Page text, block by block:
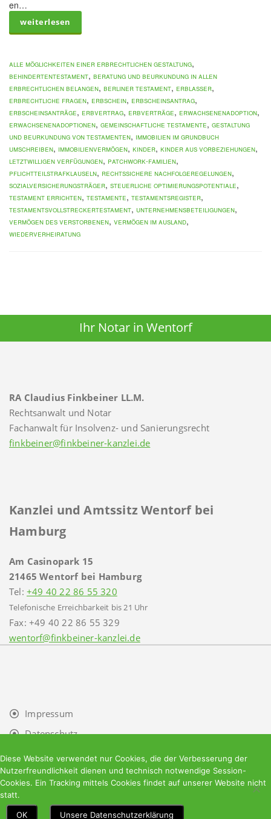
en…
weiterlesen
alle Möglichkeiten einer erbrechtlichen Gestaltung,
Behindertentestament, Beratung und Beurkundung in allen
erbrechtlichen Belangen, Berliner Testament, Erblasser,
erbrechtliche Fragen, Erbschein, Erbscheinsantrag,
Erbscheinsanträge, Erbvertrag, Erbverträge, Erwachsenenadoption,
Erwachsenenadoptionen, gemeinschaftliche Testamente, Gestaltung
und Beurkundung von Testamenten, Immobilien im Grundbuch
umschreiben, Immobilienvermögen, Kinder, Kinder aus Vorbeziehungen,
letztwilligen Verfügungen, Patchwork-Familien,
Pflichtteilstrafklauseln, rechtssichere Nachfolgeregelungen,
Sozialversicherungsträger, steuerliche Optimierungspotentiale,
Testament errichten, Testamente, Testamentsregister,
Testamentsvollstreckertestament, Unternehmensbeteiligungen,
Vermögen des Verstorbenen, Vermögen im Ausland,
Wiederverheiratung
Ihr Notar in Wentorf
RA Claudius Finkbeiner LL.M.
Rechtsanwalt und Notar
Fachanwalt für Insolvenz- und Sanierungsrecht
finkbeiner@finkbeiner-kanzlei.de
Kanzlei und Amtssitz Wentorf bei
Hamburg
Am Casinopark 15
21465 Wentorf bei Hamburg
Tel: +49 40 22 86 55 320
Telefonische Erreichbarkeit bis 21 Uhr
Fax: +49 40 22 86 55 329
wentorf@finkbeiner-kanzlei.de
Impressum
Datenschutz
Facebook
Diese Website verwendet nur Cookies, die der Verbesserung der
Nutzerfreundlichkeit dienen und technisch notwendige Session-
Cookies. Ein Tracking mittels Cookies findet auf unserer Website nicht
statt.
OK Unsere Datenschutzerklärung